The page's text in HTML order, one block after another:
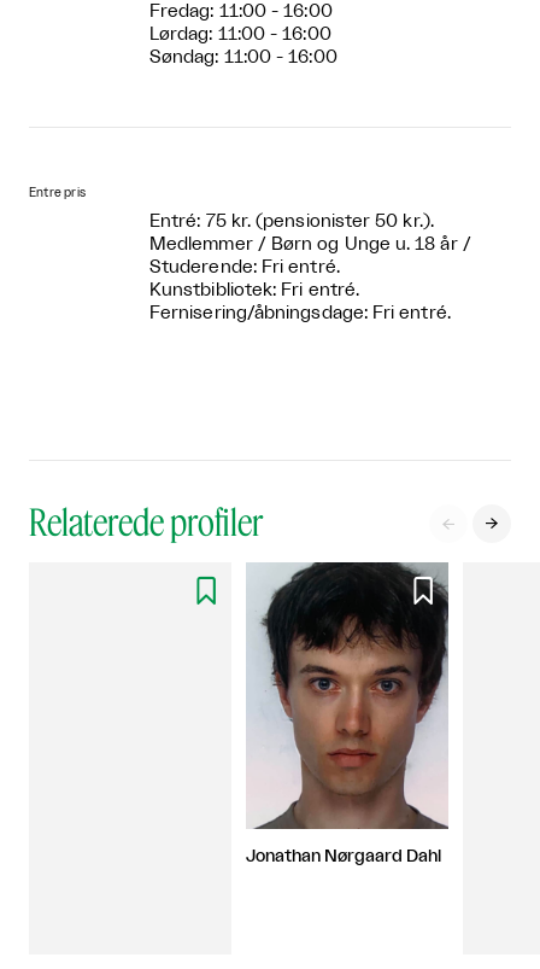
Fredag: 11:00 - 16:00
Lørdag: 11:00 - 16:00
Søndag: 11:00 - 16:00
Entre pris
Entré: 75 kr. (pensionister 50 kr.).
Medlemmer / Børn og Unge u. 18 år /
Studerende: Fri entré.
Kunstbibliotek: Fri entré.
Fernisering/åbningsdage: Fri entré.
Relaterede profiler  
 
Jonathan Nørgaard Dahl